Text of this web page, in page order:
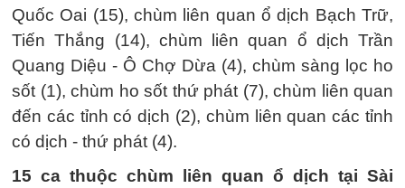
Quốc Oai (15), chùm liên quan ổ dịch Bạch Trữ,
Tiến Thắng (14), chùm liên quan ổ dịch Trần
Quang Diệu - Ô Chợ Dừa (4), chùm sàng lọc ho
sốt (1), chùm ho sốt thứ phát (7), chùm liên quan
đến các tỉnh có dịch (2), chùm liên quan các tỉnh
có dịch - thứ phát (4).
15 ca thuộc chùm liên quan ổ dịch tại Sài